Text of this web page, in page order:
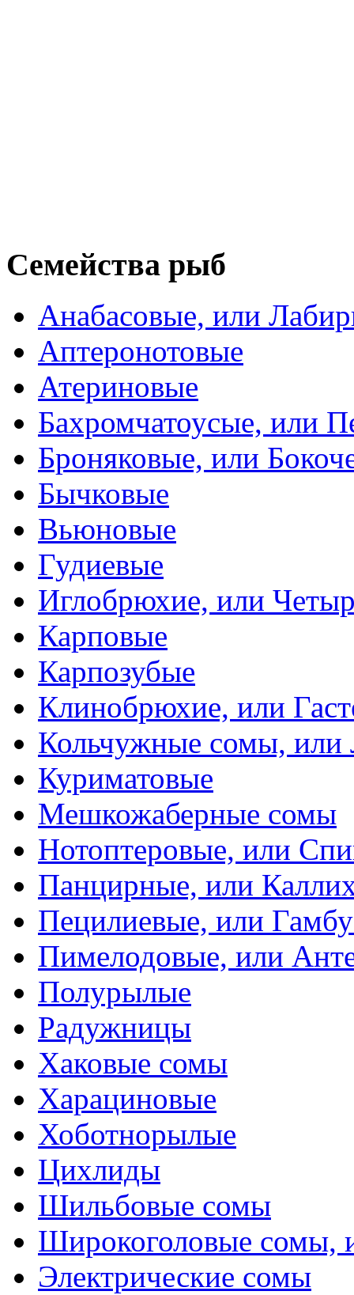
Семейства рыб
Анабасовые, или
Аптеронотовые
Атериновые
Бахромчатоусые, или
Броняковые, или
Бычковые
Вьюновые
Гудиевые
Иглобрюхие, или
Карповые
Карпозубые
Клинобрюхие, или
Кольчужные сомы, или
Куриматовые
Мешкожаберные сомы
Нотоптеровые, или
Панцирные, или
Пецилиевые, или
Пимелодовые, или
Полурылые
Радужницы
Хаковые сомы
Харациновые
Хоботнорылые
Цихлиды
Шильбовые сомы
Широкоголовые сомы,
Электрические сомы